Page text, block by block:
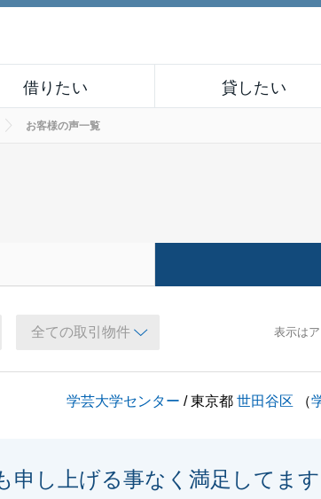
借りたい 貸したい
お客様の声一覧
表示は
学芸大学センター / 東京都世田谷区 （
申し上げる事なく満足してます